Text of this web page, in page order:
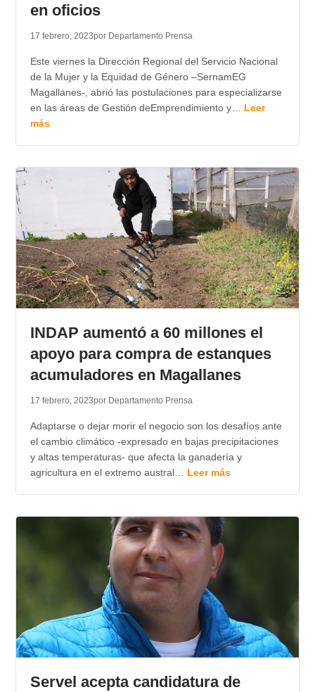
en oficios
17 febrero, 2023por Departamento Prensa
Este viernes la Dirección Regional del Servicio Nacional
de la Mujer y la Equidad de Género –SernamEG
Magallanes-, abrió las postulaciones para especializarse
en las áreas de Gestión deEmprendimiento y… Leer
más
INDAP aumentó a 60 millones el
apoyo para compra de estanques
acumuladores en Magallanes
17 febrero, 2023por Departamento Prensa
Adaptarse o dejar morir el negocio son los desafíos ante
el cambio climático -expresado en bajas precipitaciones
y altas temperaturas- que afecta la ganadería y
agricultura en el extremo austral… Leer más
Servel acepta candidatura de